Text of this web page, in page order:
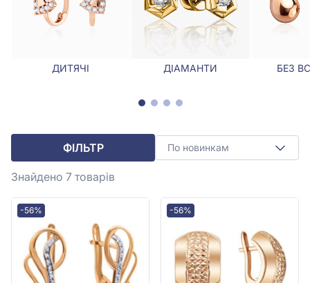
ДИТЯЧІ ДІАМАНТИ БЕЗ
ФІЛЬТР По новинкам
Знайдено 7 товарів
-56% -56%